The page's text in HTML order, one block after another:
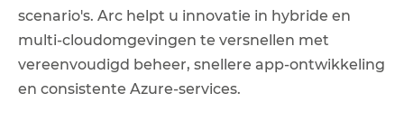
scenario's. Arc helpt u innovatie in hybride en
multi-cloudomgevingen te versnellen met
vereenvoudigd beheer, snellere app-ontwikkeling
en consistente Azure-services.